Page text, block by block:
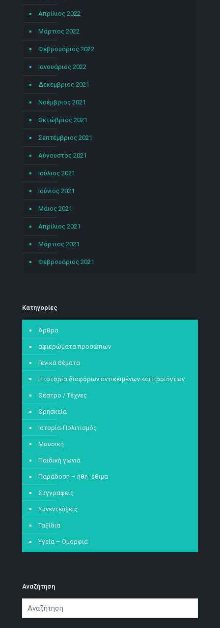
Απρίλιος 2022
Μάρτιος 2022
Φεβρουάριος 2022
Ιανουάριος 2022
Δεκέμβριος 2021
Νοέμβριος 2021
Οκτώβριος 2021
Σεπτέμβριος 2021
Αύγουστος 2021
Ιούλιος 2021
Ιούνιος 2021
Μάιος 2021
Απρίλιος 2021
Μάρτιος 2021
Φεβρουάριος 2021
Kατηγορίες
Άρθρα
αφιερώματα προσώπων
Γενικά θέματα
Η ιστορία διαφόρων αντικειμένων και προϊόντων
Θέατρο / Τέχνες
Θρησκεία
Ιστορία-Πολιτισμός
Μουσική
Παιδική γωνιά
Παράδοση – ήθη- έθιμα
Συγγραφείς
Συνεντεύξεις
Ταξίδια
Υγεία – Ομορφιά
Αναζήτηση